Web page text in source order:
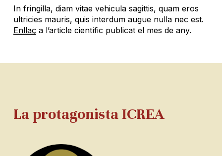
In fringilla, diam vitae vehicula sagittis, quam eros
ultricies mauris, quis interdum augue nulla nec est.
Enllaç a l’article científic publicat el mes de any.
La protagonista ICREA